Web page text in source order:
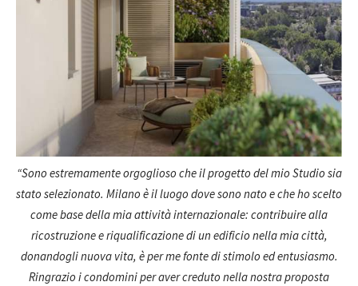
“Sono estremamente orgoglioso che il progetto del mio Studio sia
stato selezionato. Milano è il luogo dove sono nato e che ho scelto
come base della mia attività internazionale: contribuire alla
ricostruzione e riqualificazione di un edificio nella mia città,
donandogli nuova vita, è per me fonte di stimolo ed entusiasmo.
Ringrazio i condomini per aver creduto nella nostra proposta